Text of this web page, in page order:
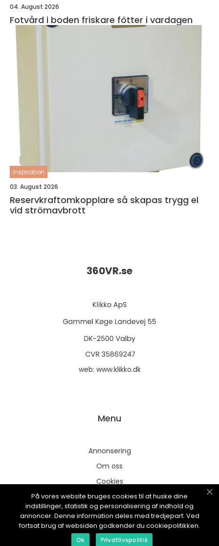
04. August 2026
Fotvård i boden friskare fötter i vardagen
inspiration
03. August 2026
Reservkraftomkopplare så skapas trygg el
vid strömavbrott
360VR.se
web: www.klikko.dk
Menu
Annonsering
Om oss
Cookies
Kontakta oss
Sitemap
På vores website bruges cookies til at huske dine
indstillinger, statistik og personalisering af indhold og
annoncer. Denne information deles med tredjepart. Ved
fortsat brug af websiden godkender du cookiepolitikken.
Ok Privatlivspolitik